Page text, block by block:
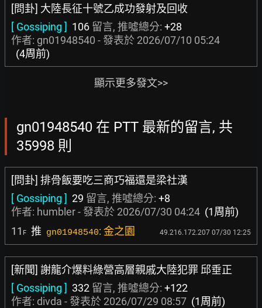
[問卦] 大陸長征十號乙成功發射及回收
[ Gossiping ] 106 留言, 推噓總分: +28
作者: gn01948540 - 發表於 2026/07/10 05:24
(4周前)
顯示更多發文>>
gn01948540 在 PTT 最新的留言, 共
35998 則
[問卦] 排骨飯要吃三商巧福還是梁社漢
[ Gossiping ] 29 留言, 推噓總分: +8
作者: humbler- 發表於 2026/07/30 04:24 (1周前)
11 F 推 gn01948540: 金之園 49.216.172.207 07/30 12:25
[新聞] 謝龍介爆料綠營高層親戚大陸犯罪 邱垂正
[ Gossiping ] 332 留言, 推噓總分: +122
作者: divda - 發表於 2026/07/29 08:57 (1周前)